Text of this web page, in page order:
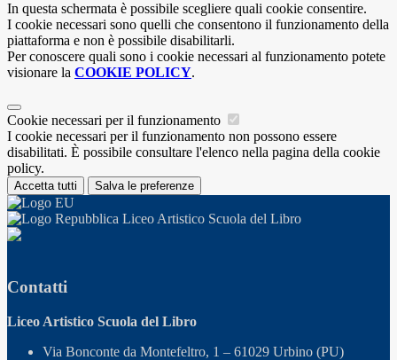
In questa schermata è possibile scegliere quali cookie consentire.
I cookie necessari sono quelli che consentono il funzionamento della
piattaforma e non è possibile disabilitarli.
Per conoscere quali sono i cookie necessari al funzionamento potete
visionare la COOKIE POLICY.
Cookie necessari per il funzionamento
I cookie necessari per il funzionamento non possono essere
disabilitati. È possibile consultare l'elenco nella pagina della cookie
policy.
Accetta tutti Salva le preferenze
Liceo Artistico Scuola del Libro
Contatti
Liceo Artistico Scuola del Libro
Via Bonconte da Montefeltro, 1 – 61029 Urbino (PU)